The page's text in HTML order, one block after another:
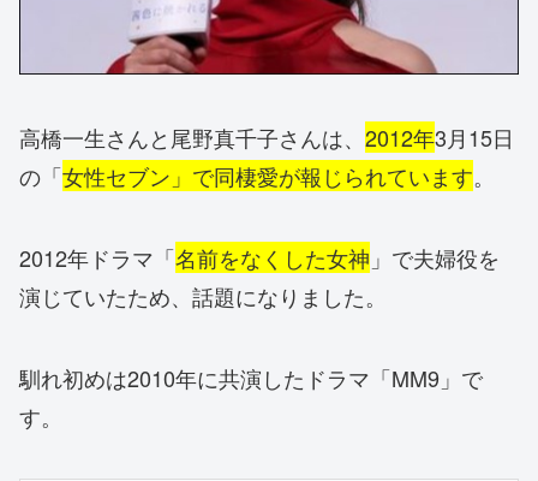
高橋一生さんと尾野真千子さんは、 2012年3月15日
の「女性セブン」で同棲愛が報じられています。
2012年ドラマ「名前をなくした女神 」で夫婦役を
演じていたため、話題になりました。
馴れ初めは2010年に共演したドラマ「MM9」で
す。